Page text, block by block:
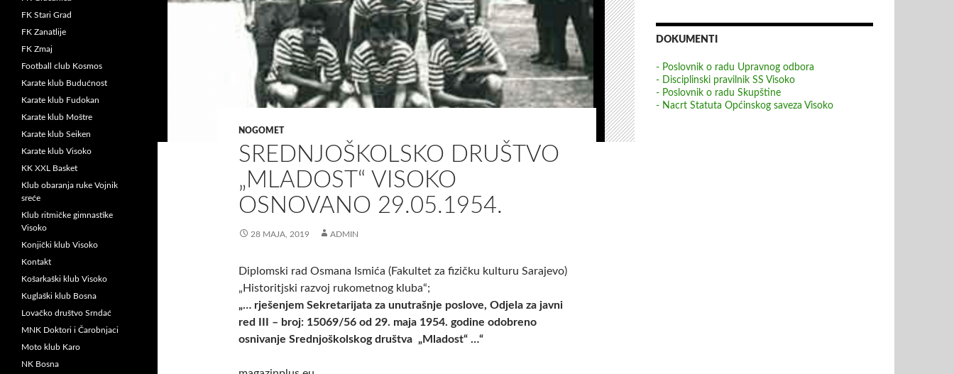
NOGOMET
SREDNJOŠKOLSKO DRUŠTVO
„MLADOST“ VISOKO
OSNOVANO 29.05.1954.
28 MAJA, 2019 ADMIN
Diplomski rad Osmana Ismića (Fakultet za fizičku kulturu Sarajevo)
„Historitjski razvoj rukometnog kluba“;
„… rješenjem Sekretarijata za unutrašnje poslove, Odjela za javni
red III – broj: 15069/56 od 29. maja 1954. godine odobreno
osnivanje Srednjoškolskog društva „Mladost“ …“
DOKUMENTI
- Poslovnik o radu Upravnog odbora
- Disciplinski pravilnik SS Visoko
- Poslovnik o radu Skupštine
- Nacrt Statuta Općinskog saveza Visoko
FK Stari Grad
FK Zanatlije
FK Zmaj
Football club Kosmos
Karate klub Budućnost
Karate klub Fudokan
Karate klub Moštre
Karate klub Seiken
Karate klub Visoko
KK XXL Basket
Klub obaranja ruke Vojnik
sreće
Klub ritmičke gimnastike
Visoko
Konjički klub Visoko
Kontakt
Košarkaški klub Visoko
Kuglaški klub Bosna
Lovačko društvo Srndać
MNK Doktori i Čarobnjaci
Moto klub Karo
NK Bosna